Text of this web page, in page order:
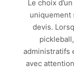
Le choix
uniquement
devis.
administratifs
avec